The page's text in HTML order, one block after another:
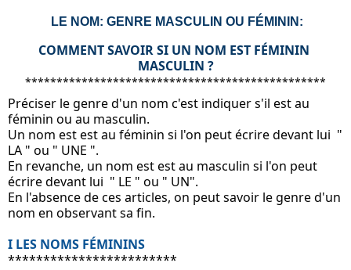
LE NOM: GENRE MASCULIN OU FÉMININ:
COMMENT SAVOIR SI UN NOM EST FÉMININ
MASCULIN ?
************************************************
Préciser le genre d'un nom c'est indiquer s'il est au
féminin ou au masculin.
Un nom est est au féminin si l'on peut écrire devant lui  "
LA " ou " UNE ".
En revanche, un nom est est au masculin si l'on peut
écrire devant lui  " LE " ou " UN".
En l'absence de ces articles, on peut savoir le genre d'un
nom en observant sa fin.
I LES NOMS FÉMININS
************************